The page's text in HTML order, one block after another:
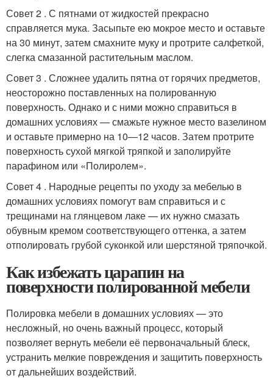
Совет 2 . С пятнами от жидкостей прекрасно
справляется мука. Засыпьте ею мокрое место и оставьте
на 30 минут, затем смахните муку и протрите салфеткой,
слегка смазанной растительным маслом.
Совет 3 . Сложнее удалить пятна от горячих предметов,
неосторожно поставленных на полированную
поверхность. Однако и с ними можно справиться в
домашних условиях — смажьте нужное место вазелином
и оставьте примерно на 10—12 часов. Затем протрите
поверхность сухой мягкой тряпкой и заполируйте
парафином или «Полиролем».
Совет 4 . Народные рецепты по уходу за мебелью в
домашних условиях помогут вам справиться и с
трещинами на глянцевом лаке — их нужно смазать
обувным кремом соответствующего оттенка, а затем
отполировать грубой суконкой или шерстяной тряпочкой.
Как избежать царапин на
поверхности полированной мебели
Полировка мебели в домашних условиях — это
несложный, но очень важный процесс, который
позволяет вернуть мебели её первоначальный блеск,
устранить мелкие повреждения и защитить поверхность
от дальнейших воздействий.